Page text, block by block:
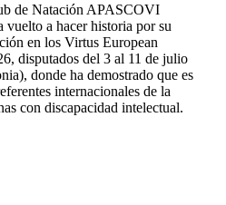
de Natación APASCOVI
vuelto a hacer historia por su
en los Virtus European
disputados del 3 al 11 de julio
donde ha demostrado que es
internacionales de la
con discapacidad intelectual.